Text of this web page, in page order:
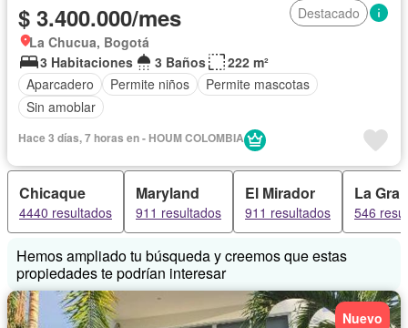
$ 3.400.000/mes
Destacado
La Chucua, Bogotá
3 Habitaciones
3 Baños
222 m²
Aparcadero
Permite niños
Permite mascotas
Sin amoblar
Hace 3 días, 7 horas en - HOUM COLOMBIA
Chicaque
4440 resultados
Maryland
911 resultados
El Mirador
911 resultados
La
546
Hemos ampliado tu búsqueda y creemos que estas
propiedades te podrían interesar
Nuevo